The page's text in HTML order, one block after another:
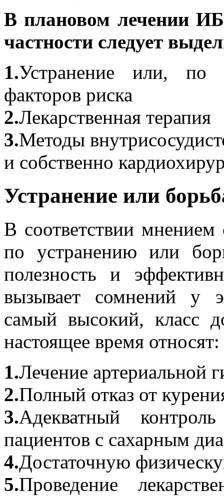
В плановом лечении
частности следует
1.Устранение или, по
факторов риска
2.Лекарственная терапия
3.Методы
и собственно
Устранение или
В соответствии
по устранению или
полезность и
вызывает сомнений у
самый высокий, класс
настоящее время относят:
1.Лечение артериальной
2.Полный отказ от
3.Адекватный
пациентов с сахарным
4.Достаточную
5.Проведение